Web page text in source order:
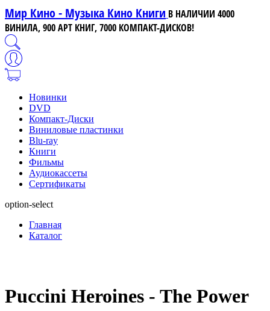
Мир Кино - Музыка Кино Книги В НАЛИЧИИ 4000
ВИНИЛА, 900 АРТ КНИГ, 7000 КОМПАКТ-ДИСКОВ!
Новинки
DVD
Компакт-Диски
Виниловые пластинки
Blu-ray
Книги
Фильмы
Аудиокассеты
Сертификаты
option-select
Главная
Каталог
Puccini Heroines - The Power